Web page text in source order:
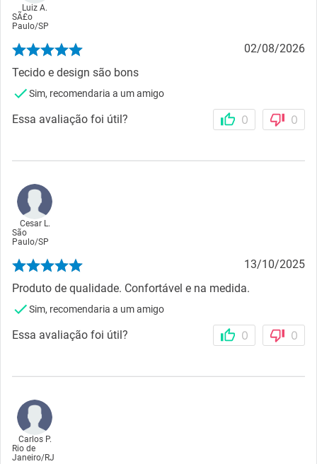
Luiz A.
SÃ£o
Paulo/SP
02/08/2026
Tecido e design são bons
Sim, recomendaria a um amigo
Essa avaliação foi útil? 0 0
Cesar L.
São
Paulo/SP
13/10/2025
Produto de qualidade. Confortável e na medida.
Sim, recomendaria a um amigo
Essa avaliação foi útil? 0 0
Carlos P.
Rio de
Janeiro/RJ